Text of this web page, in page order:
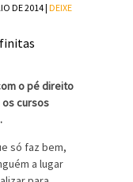
DE 2014 | DEIXE
o pé direito
cursos
só faz bem,
a lugar